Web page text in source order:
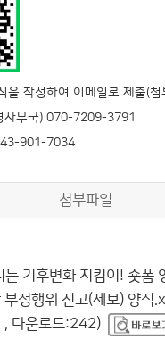
을 작성하여 이메일로 제출(첨
사무국) 070-7209-3791
901-7034
첨부파일
는 기후변화 지킴이! 숏폼
부정행위 신고(제보) 양식
다운로드:242)